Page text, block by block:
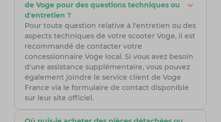
de Voge pour des questions techniques ou
d'entretien ?
Pour toute question relative à l'entretien ou des
aspects techniques de votre scooter Voge, il est
recommandé de contacter votre
concessionnaire Voge local. Si vous avez besoin
d'une assistance supplémentaire, vous pouvez
également joindre le service client de Voge
France via le formulaire de contact disponible
sur leur site officiel.